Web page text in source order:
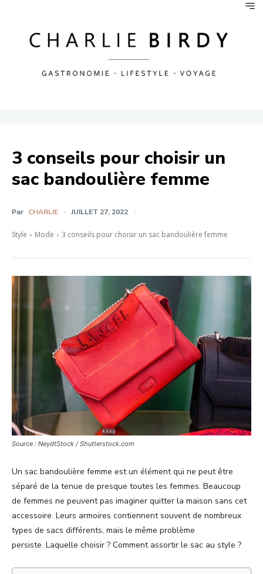
3 conseils pour choisir un
sac bandoulière femme
Par CHARLIE JUILLET 27, 2022
Style Mode 3 conseils pour choisir un sac bandoulière femme
Source : NeydtStock / Shutterstock.com
Un sac bandoulière femme est un élément qui ne peut être
séparé de la tenue de presque toutes les femmes. Beaucoup
de femmes ne peuvent pas imaginer quitter la maison sans cet
accessoire. Leurs armoires contiennent souvent de nombreux
types de sacs différents, mais le même problème
persiste. Laquelle choisir ? Comment assortir le sac au style ?